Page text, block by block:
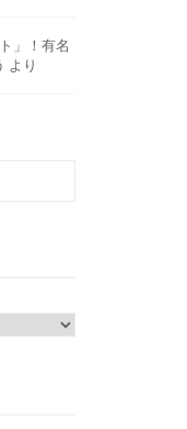
」！有名
より